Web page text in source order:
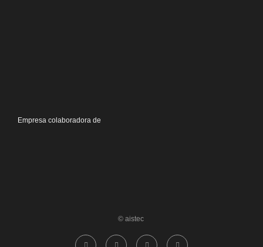
© aistec
Empresa colaboradora de